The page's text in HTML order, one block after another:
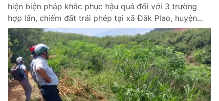
THỜI BÁO VTV
Theo dõi báo trên
Cơ quan chủ quản:Đài Truyền hình Việt Nam
hiện biện pháp khắc phục hậu quả đối với 3 trường
hợp lấn, chiếm đất trái phép tại xã Đắk Plao, huyện...